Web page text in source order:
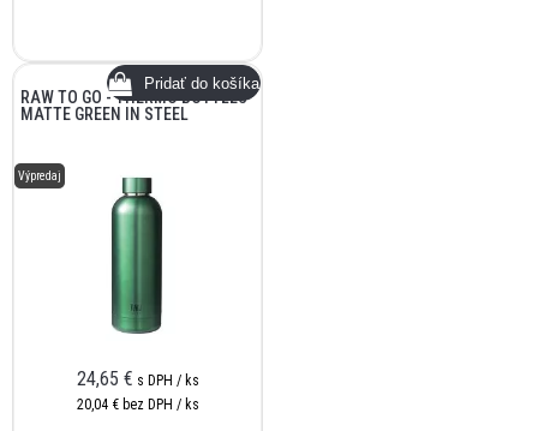
RAW TO GO - THERMO BOTTLES
MATTE GREEN IN STEEL
Výpredaj
24,65 € s DPH / ks
20,04 € bez DPH / ks